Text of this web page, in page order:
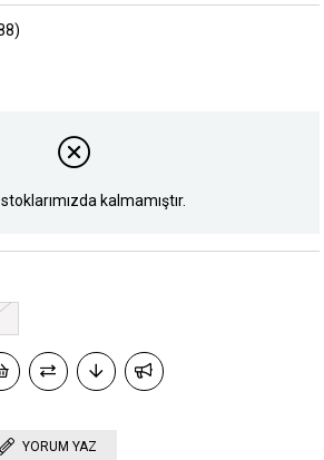
kalmamıştır.
YORUM YAZ